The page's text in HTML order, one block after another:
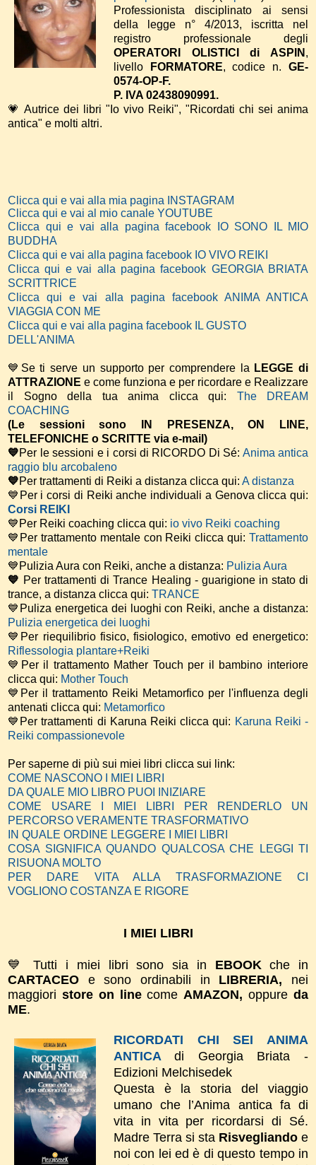
Professionista disciplinato ai sensi
della legge n° 4/2013, iscritta nel
registro professionale degli
OPERATORI OLISTICI di ASPIN ,
livello
FORMATORE, codice n.GE-
0574-OP-F.
P. IVA 02438090991.
💗 Autrice dei libri "Io vivo Reiki", "Ricordati chi sei anima
antica" e molti altri.
Clicca qui e vai alla mia pagina INSTAGRAM
Clicca qui e vai al mio canale YOUTUBE
Clicca qui e vai alla pagina facebook IO SONO IL MIO
BUDDHA
Clicca qui e vai alla pagina facebook IO VIVO REIKI
Clicca qui e vai alla pagina facebook GEORGIA BRIATA
SCRITTRICE
Clicca qui e vai alla pagina facebook ANIMA ANTICA
VIAGGIA CON ME
Clicca qui e vai alla pagina facebook IL GUSTO
DELL'ANIMA
💙Se ti serve un supporto per comprendere laLEGGE di
ATTRAZIONE e come funziona e per ricordare e Realizzare
il Sogno della tua anima clicca qui: The DREAM
COACHING
(Le sessioni sono IN PRESENZA, ON LINE,
TELEFONICHE o SCRITTE via e-mail)
💙Per le sessioni e i corsi di RICORDO Di Sé: Anima antica
raggio blu arcobaleno
💙Per trattamenti di Reiki a distanza clicca qui: A distanza
💙Per i corsi di Reiki anche individuali a Genova clicca qui:
Corsi REIKI
💙Per Reiki coaching clicca qui: io vivo Reiki coaching
💙Per trattamento mentale con Reiki clicca qui: Trattamento
mentale
💙Pulizia Aura con Reiki, anche a distanza: Pulizia Aura
💙 Per trattamenti di Trance Healing - guarigione in stato di
trance, a distanza clicca qui: TRANCE
💙Puliza energetica dei luoghi con Reiki, anche a distanza:
Pulizia energetica dei luoghi
💙Per riequilibrio fisico, fisiologico, emotivo ed energetico:
Riflessologia plantare+Reiki
💙Per il trattamento Mather Touch per il bambino interiore
clicca qui: Mother Touch
💙Per il trattamento Reiki Metamorfico per l'influenza degli
antenati clicca qui: Metamorfico
💙Per trattamenti di Karuna Reiki clicca qui: Karuna Reiki -
Reiki compassionevole
Per saperne di più sui miei libri clicca sui link:
COME NASCONO I MIEI LIBRI
DA QUALE MIO LIBRO PUOI INIZIARE
COME USARE I MIEI LIBRI PER RENDERLO UN
PERCORSO VERAMENTE TRASFORMATIVO
IN QUALE ORDINE LEGGERE I MIEI LIBRI
COSA SIGNIFICA QUANDO QUALCOSA CHE LEGGI TI
RISUONA MOLTO
PER DARE VITA ALLA TRASFORMAZIONE CI
VOGLIONO COSTANZA E RIGORE
I MIEI LIBRI
💙 Tutti i miei libri sono sia in EBOOKche in
CARTACEO e sono ordinabili in LIBRERIA, nei
maggiori store on linecomeAMAZON,oppureda
ME.
RICORDATI CHI SEI ANIMA
ANTICA
di Georgia Briata -
Edizioni Melchisedek
Questa è la storia del viaggio
umano che l’Anima antica fa di
vita in vita per ricordarsi di Sé.
Madre Terra si sta Risvegliandoe
noi con lei ed è di questo tempo in